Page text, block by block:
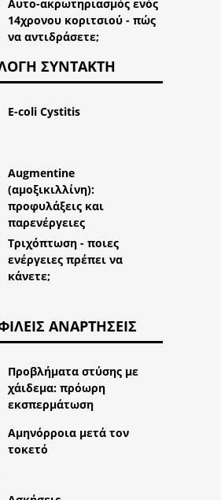
Αυτο-ακρωτηριασμός ενός
14χρονου κοριτσιού - πώς
να αντιδράσετε;
ΣΥΝΤΆΚΤΗ
E-coli Cystitis
Augmentine
(αμοξικιλλίνη):
προφυλάξεις και
παρενέργειες
Τριχόπτωση - ποιες
ενέργειες πρέπει να
κάνετε;
ΑΝΑΡΤΉΣΕΙΣ
Προβλήματα στύσης με
χάιδεμα: πρόωρη
εκσπερμάτωση
Αμηνόρροια μετά τον
τοκετό